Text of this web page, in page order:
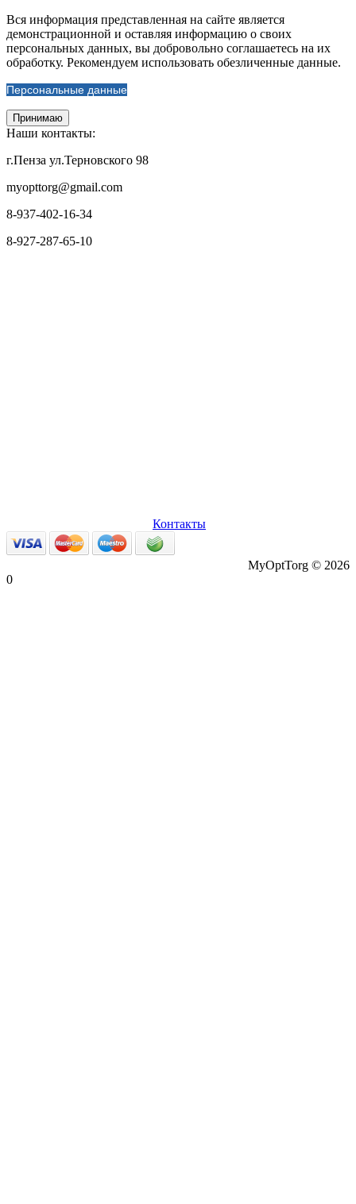
Вся информация представленная на сайте является
демонстрационной и оставляя информацию о своих
персональных данных, вы добровольно соглашаетесь на их
обработку. Рекомендуем использовать обезличенные данные.
Персональные данные
Принимаю
Наши контакты:
г.Пенза ул.Терновского 98
myopttorg@gmail.com
8-937-402-16-34
8-927-287-65-10
Контакты
MyOptTorg © 2026
0